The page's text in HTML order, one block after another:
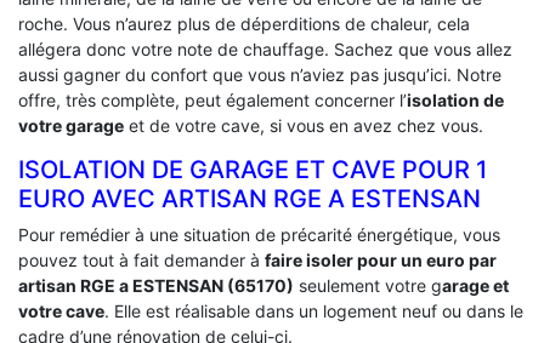
roche. Vous n’aurez plus de déperditions de chaleur, cela
allégera donc votre note de chauffage. Sachez que vous allez
aussi gagner du confort que vous n’aviez pas jusqu’ici. Notre
offre, très complète, peut également concerner l’isolation de
votre garage et de votre cave, si vous en avez chez vous.
ISOLATION DE GARAGE ET CAVE POUR 1
EURO AVEC ARTISAN RGE A ESTENSAN
Pour remédier à une situation de précarité énergétique, vous
pouvez tout à fait demander à faire isoler pour un euro par
artisan RGE a ESTENSAN (65170) seulement votre garage et
votre cave. Elle est réalisable dans un logement neuf ou dans le
cadre d’une rénovation de celui-ci.